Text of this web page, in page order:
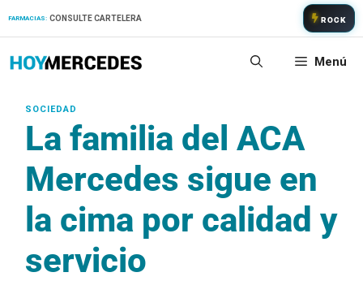
FARMACIAS: CONSULTE CARTELERA ROCK
Menú
La familia del ACA
Mercedes sigue en
la cima por calidad y
servicio